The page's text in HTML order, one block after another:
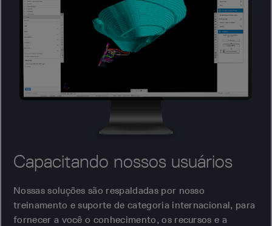
Capacitando nossos usuários
Nossas soluções são respaldadas por nosso
treinamento e suporte de categoria internacional, para
fornecer a você o conhecimento, os recursos e a